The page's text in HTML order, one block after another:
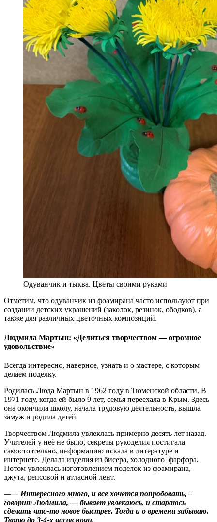
Одуванчик и тыква. Цветы своими руками
Отметим, что одуванчик из фоамирана часто используют при
создании детских украшений (заколок, резинок, ободков), а
также для различных цветочных композиций.
Людмила Мартын: «Делиться творчеством — огромное
удовольствие»
Всегда интересно, наверное, узнать и о мастере, с которым
делаем поделку.
Родилась Люда Мартын в 1962 году в Тюменской области. В
1971 году, когда ей было 9 лет, семья переехала в Крым. Здесь
она окончила школу, начала трудовую деятельность, вышла
замуж и родила детей.
Творчеством Людмила увлеклась примерно десять лет назад.
Учителей у неё не было, секреты рукоделия постигала
самостоятельно, информацию искала в литературе и
интернете. Делала изделия из бисера, холодного фарфора.
Потом увлеклась изготовлением поделок из фоамирана,
джута, репсовой и атласной лент.
—— Интересного много, и все хочется попробовать, –
говорит Людмила, — бывает увлекаюсь, и стараюсь
сделать что-то новое быстрее. Тогда и о времени забываю.
Творю до 3-4-х часов ночи.